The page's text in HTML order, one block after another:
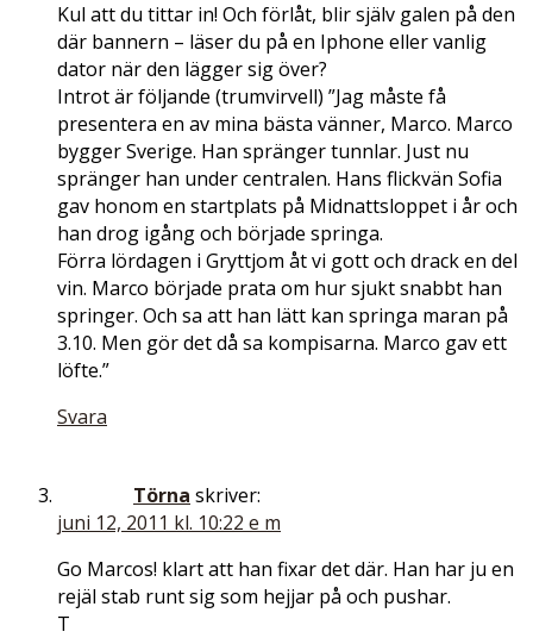
Kul att du tittar in! Och förlåt, blir själv galen på den
där bannern – läser du på en Iphone eller vanlig
dator när den lägger sig över?
Introt är följande (trumvirvell) ”Jag måste få
presentera en av mina bästa vänner, Marco. Marco
bygger Sverige. Han spränger tunnlar. Just nu
spränger han under centralen. Hans flickvän Sofia
gav honom en startplats på Midnattsloppet i år och
han drog igång och började springa.
Förra lördagen i Gryttjom åt vi gott och drack en del
vin. Marco började prata om hur sjukt snabbt han
springer. Och sa att han lätt kan springa maran på
3.10. Men gör det då sa kompisarna. Marco gav ett
löfte.”
Svara
Törna skriver:
juni 12, 2011 kl. 10:22 e m
Go Marcos! klart att han fixar det där. Han har ju en
rejäl stab runt sig som hejjar på och pushar.
T